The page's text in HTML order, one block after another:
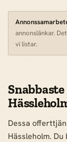
annonslänkar.
vi listar.
Dessa
Hässleholm.